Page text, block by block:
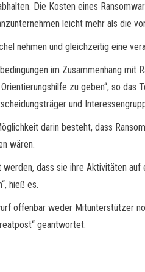
Die Kosten eines
leicht mehr als die
nehmen und gleichzeitig eine
im Zusammenhang
zu geben“, so das
und
darin besteht, dass
wären.
dass sie ihre Aktivitäten
hieß es.
offenbar weder Mitunterstützer
geantwortet.